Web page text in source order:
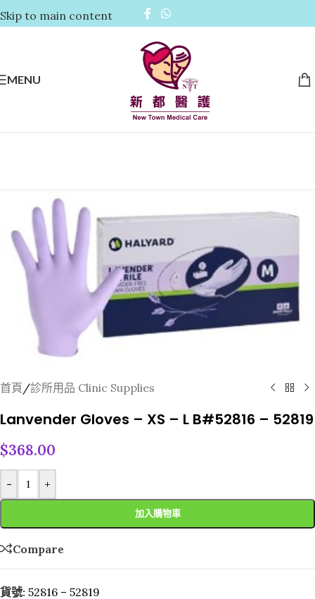
Skip to main content
MENU
首頁/診所用品 Clinic Supplies
Lanvender Gloves – XS – L B#52816 – 52819
$368.00
- +
加入購物車
Compare
貨號: 52816 – 52819